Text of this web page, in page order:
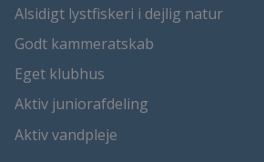
Alsidigt lystfiskeri i dejlig natur
Godt kammeratskab
Eget klubhus
Aktiv juniorafdeling
Aktiv vandpleje